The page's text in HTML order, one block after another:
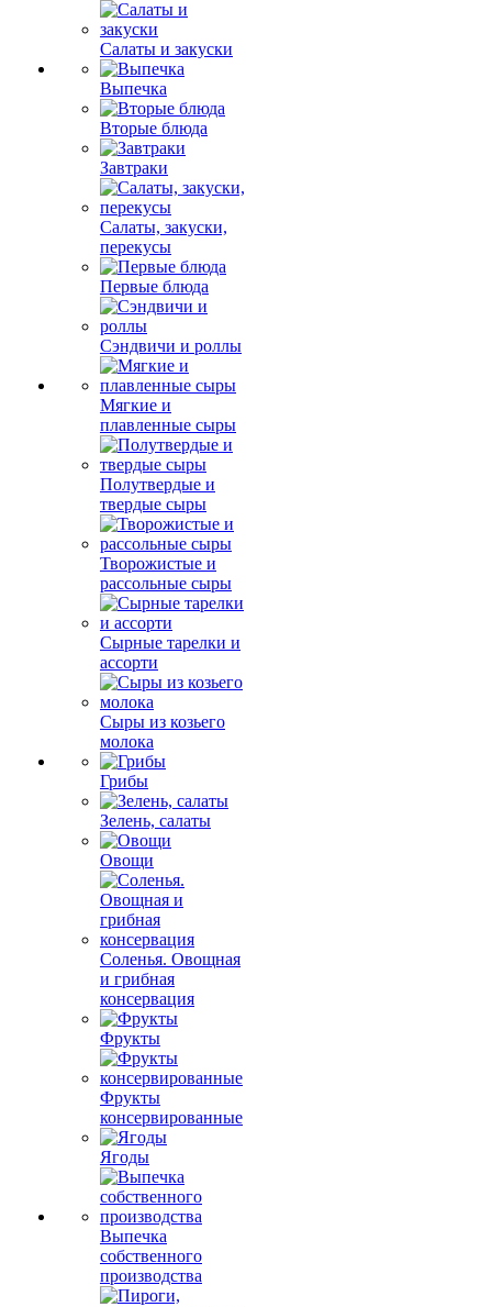
Салаты и закуски
Выпечка
Вторые блюда
Завтраки
Салаты, закуски,
перекусы
Первые блюда
Сэндвичи и роллы
Мягкие и
плавленные сыры
Полутвердые и
твердые сыры
Творожистые и
рассольные сыры
Сырные тарелки и
ассорти
Сыры из козьего
молока
Грибы
Зелень, салаты
Овощи
Соленья. Овощная
и грибная
консервация
Фрукты
Фрукты
консервированные
Ягоды
Выпечка
собственного
производства